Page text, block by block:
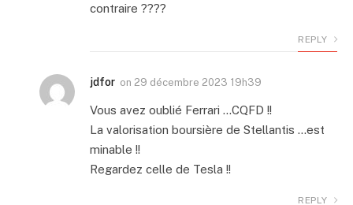
contraire ????
REPLY
jdfor on 29 décembre 2023 19h39
Vous avez oublié Ferrari …CQFD !!
La valorisation boursière de Stellantis …est
minable !!
Regardez celle de Tesla !!
REPLY